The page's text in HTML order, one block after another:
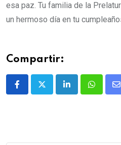
esa paz. Tu familia de la
un hermoso día en tu
Compartir: